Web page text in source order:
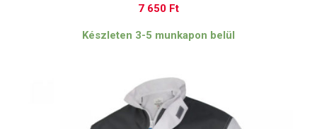
7 650 Ft
Készleten 3-5 munkapon belül